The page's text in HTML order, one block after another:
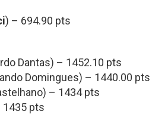
) – 694.90 pts
Dantas) – 1452.10 pts
Domingues) – 1440.00 pts
– 1434 pts
1435 pts